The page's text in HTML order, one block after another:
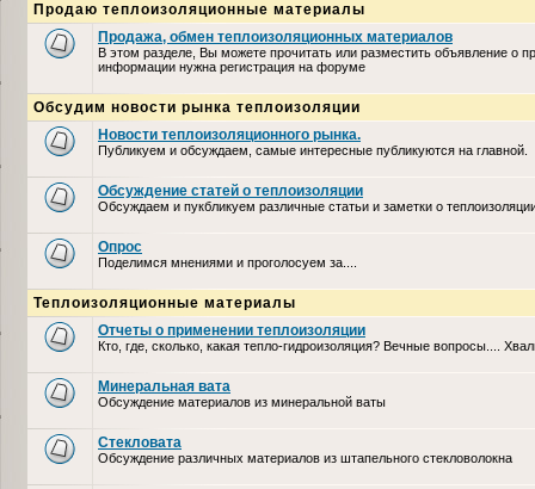
Продаю теплоизоляционные материалы
Продажа, обмен теплоизоляционных материалов
В этом разделе, Вы можете прочитать или разместить объявление о
информации нужна регистрация на форуме
Обсудим новости рынка теплоизоляции
Новости теплоизоляционного рынка.
Публикуем и обсуждаем, самые интересные публикуются на главной.
Обсуждение статей о теплоизоляции
Обсуждаем и пукбликуем различные статьи и заметки о
Опрос
Поделимся мнениями и проголосуем за....
Теплоизоляционные материалы
Отчеты о применении теплоизоляции
Кто, где, сколько, какая тепло-гидроизоляция? Вечные вопросы....
Минеральная вата
Обсуждение материалов из минеральной ваты
Стекловата
Обсуждение различных материалов из штапельного стекловолокна